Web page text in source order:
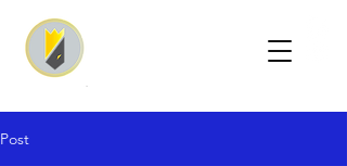
Post